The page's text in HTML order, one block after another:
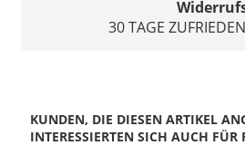
30 TAGE
KUNDEN, DIE DIESEN ARTIKEL
INTERESSIERTEN SICH AUCH FÜR